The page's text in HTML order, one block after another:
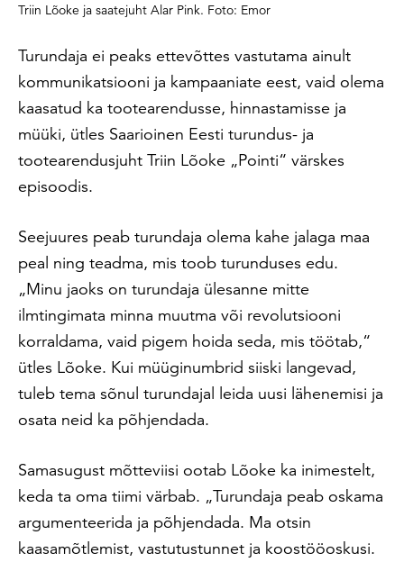
Triin Lõoke ja saatejuht Alar Pink. Foto: Emor
Turundaja ei peaks ettevõttes vastutama ainult
kommunikatsiooni ja kampaaniate eest, vaid olema
kaasatud ka tootearendusse, hinnastamisse ja
müüki, ütles Saarioinen Eesti turundus- ja
tootearendusjuht Triin Lõoke „Pointi“ värskes
episoodis.
Seejuures peab turundaja olema kahe jalaga maa
peal ning teadma, mis toob turunduses edu.
„Minu jaoks on turundaja ülesanne mitte
ilmtingimata minna muutma või revolutsiooni
korraldama, vaid pigem hoida seda, mis töötab,“
ütles Lõoke. Kui müüginumbrid siiski langevad,
tuleb tema sõnul turundajal leida uusi lähenemisi ja
osata neid ka põhjendada.
Samasugust mõtteviisi ootab Lõoke ka inimestelt,
keda ta oma tiimi värbab. „Turundaja peab oskama
argumenteerida ja põhjendada. Ma otsin
kaasamõtlemist, vastutustunnet ja koostööoskusi.